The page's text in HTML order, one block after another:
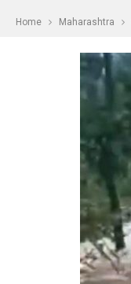
Home Maharashtra